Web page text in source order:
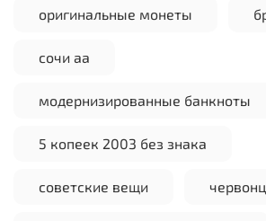
оригинальные монеты
сочи аа
модернизированные банкноты
5 копеек 2003 без знака
советские вещи